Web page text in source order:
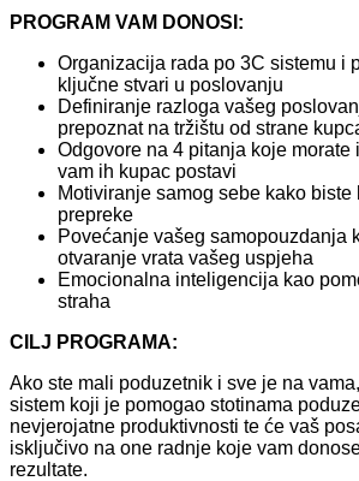
PROGRAM VAM DONOSI:
Organizacija rada po 3C sistemu i
ključne stvari u poslovanju
Definiranje razloga vašeg
prepoznat na tržištu od strane
Odgovore na 4 pitanja koje morate
vam ih kupac postavi
Motiviranje samog sebe kako
prepreke
Povećanje vašeg samopouzdanja
otvaranje vrata vašeg uspjeha
Emocionalna inteligencija kao
straha
CILJ PROGRAMA:
Ako ste mali poduzetnik i sve je na
sistem koji je pomogao stotinama
nevjerojatne produktivnosti te će vaš
isključivo na one radnje koje vam
rezultate.